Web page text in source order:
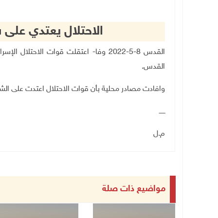
الاحتلال يعتدي
القدس 8-5-2022 وفا- اعتقلت قوات
القدس.
وافادت مصادر محلية بأن قوات الاحتلال اعتدت على
ــــــ
م.ل
مواضيع ذات صلة